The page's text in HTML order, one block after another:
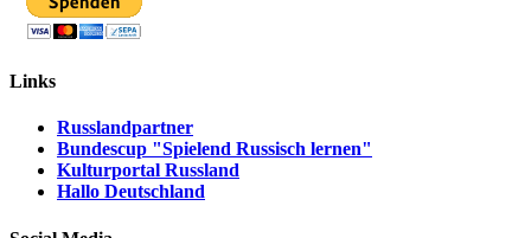
Links
Russlandpartner
Bundescup "Spielend Russisch lernen"
Kulturportal Russland
Hallo Deutschland